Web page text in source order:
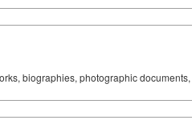
biographies, photographic